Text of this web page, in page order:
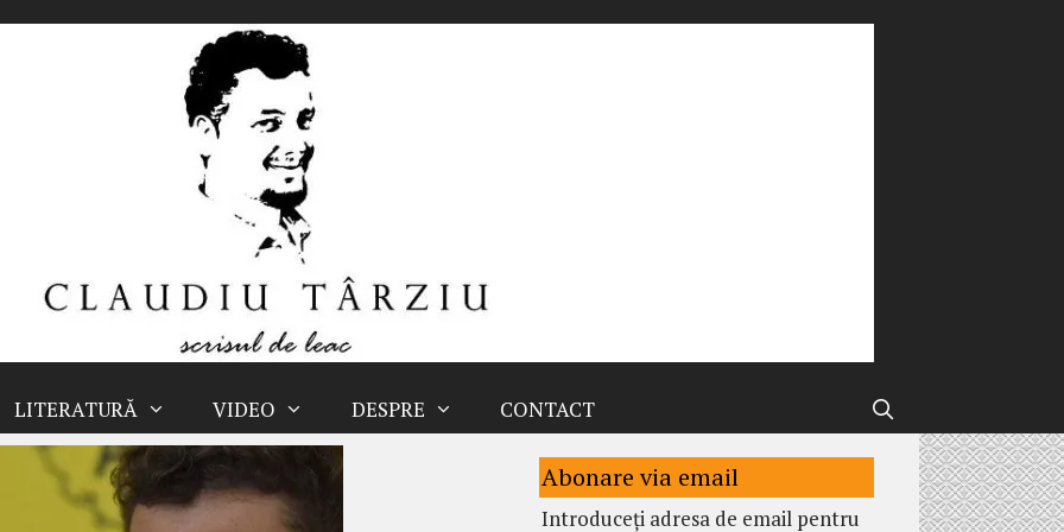
LITERATURĂ VIDEO DESPRE CONTACT
Abonare via email
Introduceți adresa de email pentru